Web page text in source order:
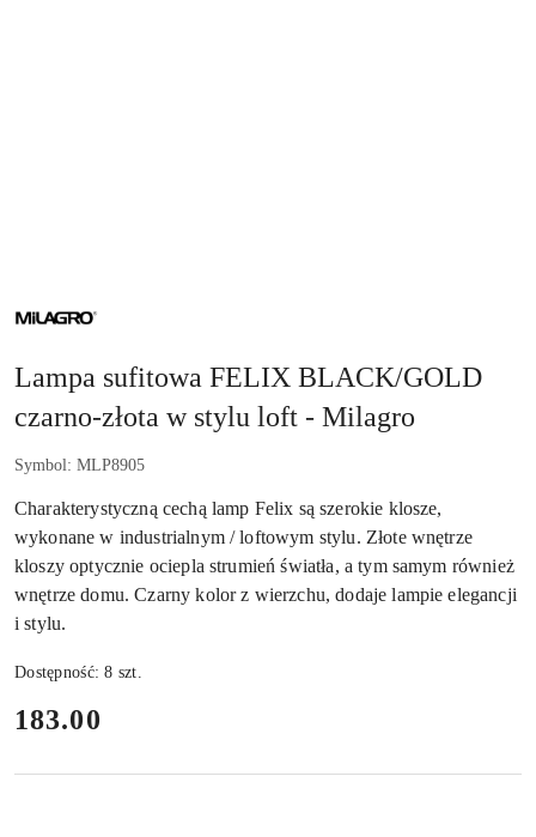
NAZWA
PRODUCENTA:
Lampa sufitowa FELIX BLACK/GOLD
czarno-złota w stylu loft - Milagro
Symbol: MLP8905
Charakterystyczną cechą lamp Felix są szerokie klosze,
wykonane w industrialnym / loftowym stylu. Złote wnętrze
kloszy optycznie ociepla strumień światła, a tym samym również
wnętrze domu. Czarny kolor z wierzchu, dodaje lampie elegancji
i stylu.
Dostępność:8 szt.
cena:
183.00